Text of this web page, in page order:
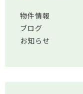
物件情報
ブログ
お知らせ